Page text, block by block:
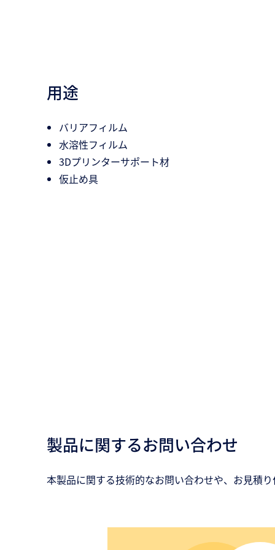
用途
バリアフィルム
水溶性フィルム
3Dプリンターサポート材
仮止め具
製品に関するお問い合わせ
本製品に関する技術的なお問い合わせや、お見積